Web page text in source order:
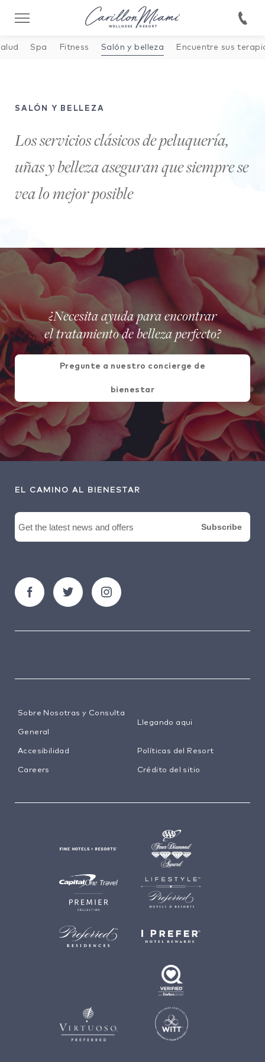
Spa Fitness Salón y belleza Encuentre sus
SALÓN Y BELLEZA
Los servicios clásicos de peluquería,
uñas y belleza aseguran que siempre se
vea lo mejor posible
¿Necesita ayuda para encontrar
el tratamiento de belleza perfecto?
Pregunte a nuestro concierge de
bienestar
EL CAMINO AL BIENESTAR
Sobre Nosotras y Consulta
General
Llegando aqui
Accesibilidad Políticas del Resort
Careers Crédito del sitio